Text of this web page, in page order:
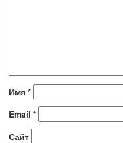
Имя *
Email *
Сайт